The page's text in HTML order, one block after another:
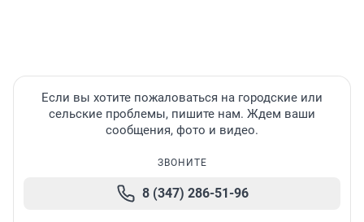
Если вы хотите пожаловаться на городские или
сельские проблемы, пишите нам. Ждем ваши
сообщения, фото и видео.
ЗВОНИТЕ
8 (347) 286-51-96